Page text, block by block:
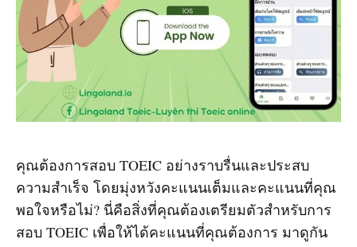
คุณต้องการสอบ TOEIC อย่างราบรื่นและประสบ
ความสำเร็จ โดยมุ่งหวังคะแนนเต็มและคะแนนที่คุณ
พอใจหรือไม่? นี่คือสิ่งที่คุณต้องเตรียมตัวสำหรับการ
สอบ TOEIC เพื่อให้ได้คะแนนที่คุณต้องการ มาดูกัน